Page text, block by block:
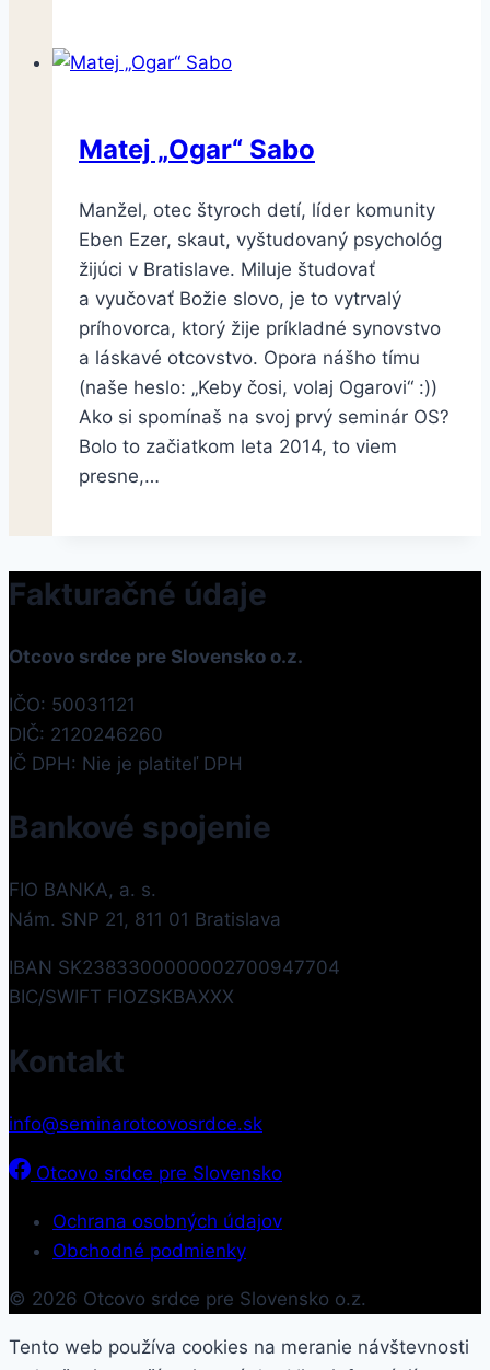
Matej „Ogar“ Sabo
Manžel, otec štyroch detí, líder komunity
Eben Ezer, skaut, vyštudovaný psychológ
žijúci v Bratislave. Miluje študovať
a vyučovať Božie slovo, je to vytrvalý
príhovorca, ktorý žije príkladné synovstvo
a láskavé otcovstvo. Opora nášho tímu
(naše heslo: „Keby čosi, volaj Ogarovi“ :))
Ako si spomínaš na svoj prvý seminár OS?
Bolo to začiatkom leta 2014, to viem
presne,…
Fakturačné údaje
Otcovo srdce pre Slovensko o.z.
IČO: 50031121
DIČ: 2120246260
IČ DPH: Nie je platiteľ DPH
Bankové spojenie
FIO BANKA, a. s.
Nám. SNP 21, 811 01 Bratislava
IBAN SK2383300000002700947704
BIC/SWIFT FIOZSKBAXXX
Kontakt
info@seminarotcovosrdce.sk
Otcovo srdce pre Slovensko
Ochrana osobných údajov
Obchodné podmienky
© 2026 Otcovo srdce pre Slovensko o.z.
Tento web používa cookies na meranie návštevnosti